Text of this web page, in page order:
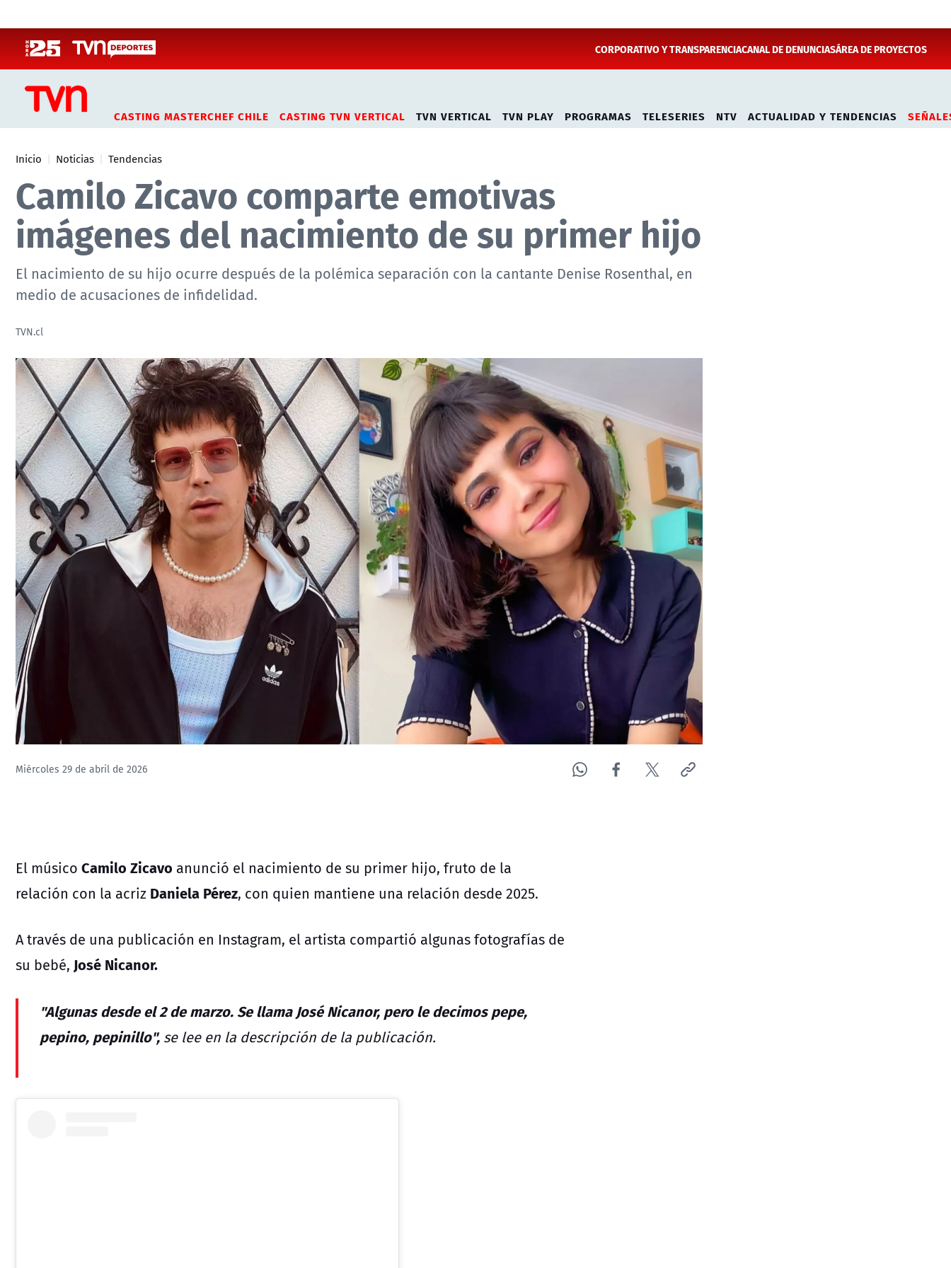
CORPORATIVO Y TRANSPARENCIACANAL DE DENUNCIASÁREA DE PROYECTOS
CASTING MASTERCHEF CHILE CASTING TVN VERTICAL TVN VERTICAL TVN PLAY PROGRAMAS TELESERIES NTV ACTUALIDAD Y TENDENCIAS
Inicio Noticias Tendencias
Camilo Zicavo comparte emotivas
imágenes del nacimiento de su primer hijo
El nacimiento de su hijo ocurre después de la polémica separación con la cantante Denise Rosenthal, en
medio de acusaciones de infidelidad.
TVN.cl
Miércoles 29 de abril de 2026
El músico Camilo Zicavo anunció el nacimiento de su primer hijo, fruto de la
relación con la acriz Daniela Pérez, con quien mantiene una relación desde 2025.
A través de una publicación en Instagram, el artista compartió algunas fotografías de
su bebé, José Nicanor.
"Algunas desde el 2 de marzo. Se llama José Nicanor, pero le decimos pepe,
pepino, pepinillo", se lee en la descripción de la publicación.